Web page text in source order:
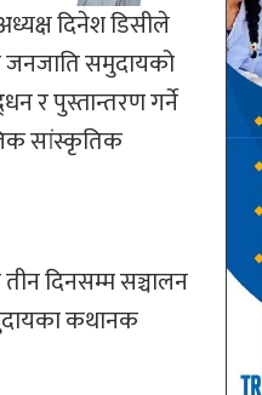
दिनेश डिसीले
जनजाति समुदायको
र पुस्तान्तरण गर्ने
सांस्कृतिक
दिनसम्म सञ्चालन
कथानक